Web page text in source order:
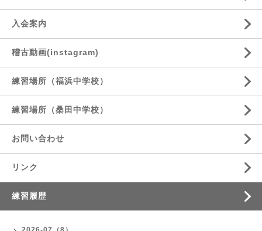
入会案内
稽古動画(instagram)
練習場所（福浜中学校）
練習場所（桑田中学校）
お問い合わせ
リンク
練習履歴